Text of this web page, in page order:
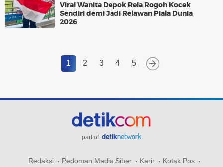
Viral Wanita Depok Rela Rogoh Kocek
Sendiri demi Jadi Relawan Piala Dunia
2026
1 2 3 4 5
part of
Redaksi Pedoman Media Siber Karir
Kotak Pos